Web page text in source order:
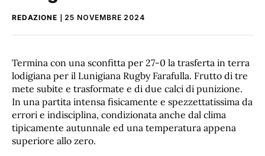
REDAZIONE 25 NOVEMBRE 2024
Termina con una sconfitta per 27-0 la trasferta in terra
lodigiana per il Lunigiana Rugby Farafulla. Frutto di tre
mete subite e trasformate e di due calci di punizione.
In una partita intensa fisicamente e spezzettatissima da
errori e indisciplina, condizionata anche dal clima
tipicamente autunnale ed una temperatura appena
superiore allo zero.